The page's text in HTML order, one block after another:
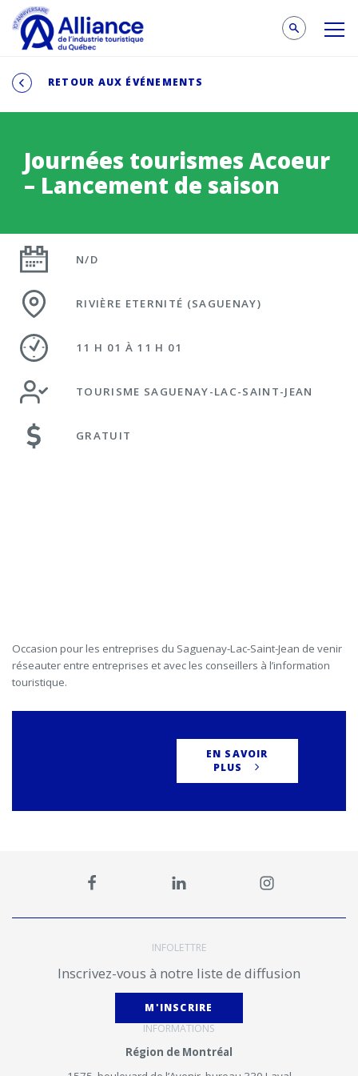
RETOUR AUX ÉVÉNEMENTS
Journées tourismes Acoeur
– Lancement de saison
N/D
RIVIÈRE ETERNITÉ (SAGUENAY)
11 H 01 À 11 H 01
TOURISME SAGUENAY-LAC-SAINT-JEAN
GRATUIT
Occasion pour les entreprises du Saguenay-Lac-Saint-Jean de venir
réseauter entre entreprises et avec les conseillers à l’information
touristique.
EN SAVOIR
PLUS
INFOLETTRE
Inscrivez-vous à notre liste de diffusion
M'INSCRIRE
INFORMATIONS
Région de Montréal